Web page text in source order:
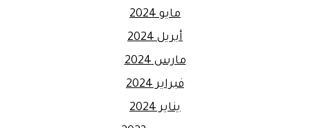
مايو 2024
أبريل 2024
مارس 2024
فبراير 2024
يناير 2024